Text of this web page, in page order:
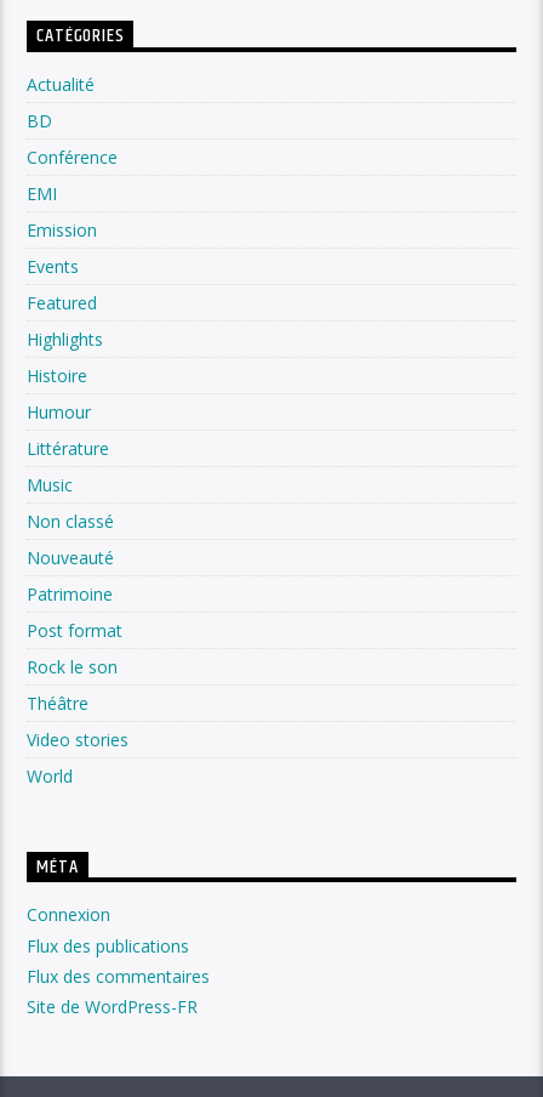
CATÉGORIES
Actualité
BD
Conférence
EMI
Emission
Events
Featured
Highlights
Histoire
Humour
Littérature
Music
Non classé
Nouveauté
Patrimoine
Post format
Rock le son
Théâtre
Video stories
World
MÉTA
Connexion
Flux des publications
Flux des commentaires
Site de WordPress-FR